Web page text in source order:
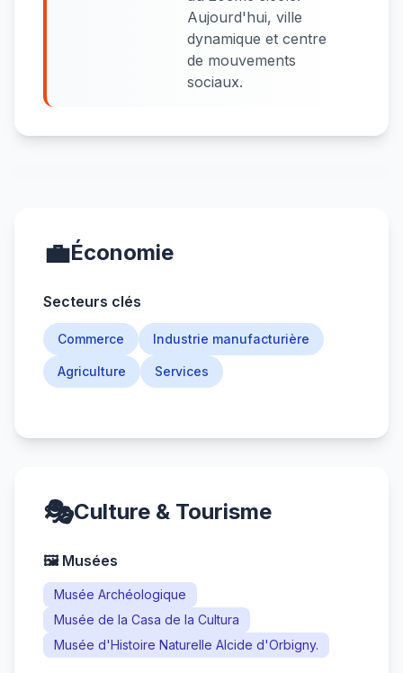
Aujourd'hui, ville
dynamique et centre
de mouvements
sociaux.
💼Économie
Secteurs clés
Commerce Industrie manufacturière
Agriculture Services
🎭Culture & Tourisme
🖼️ Musées
Musée Archéologique
Musée de la Casa de la Cultura
Musée d'Histoire Naturelle Alcide d'Orbigny.